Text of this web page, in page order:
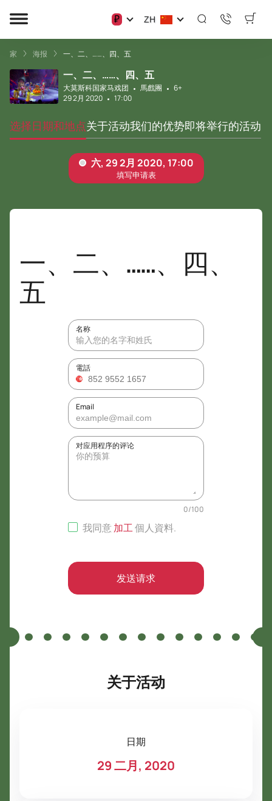
₽ ZH
家 海报 一、二、……、四、五
一、二、……、四、五
大莫斯科国家马戏团 馬戲團
6+
29 2月 2020
17:00
选择日期和地点关于活动我们的优势即将举行的活动
一、二、……、四、
五
名称
電話
Email
对应用程序的评论
0/100
我同意加工個人資料.
发送请求
关于活动
日期
29 二月, 2020